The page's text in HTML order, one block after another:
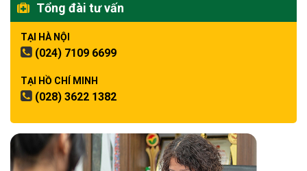
Tổng đài tư vấn
TẠI HÀ NỘI
(024) 7109 6699
TẠI HỒ CHÍ MINH
(028) 3622 1382